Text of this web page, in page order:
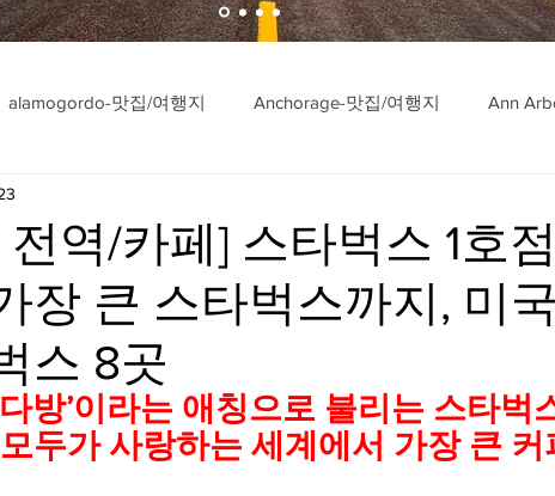
alamogordo-맛집/여행지 Anchorage-맛집/여행지 Ann
집/여행지
맛집/여행지 Bar Harbor-맛집/여행지 Baraboo-맛집/여행지
맛집/여행지 Bloomington-맛집/여행지 Boone-맛집/여행지
맛집/여행지
역/카페] 스타벅스 1호
장 큰 스타벅스까지, 미
스 8곳
방’이라는 애칭으로 불리는 스타벅
두가 사랑하는 세계에서 가장 큰 커